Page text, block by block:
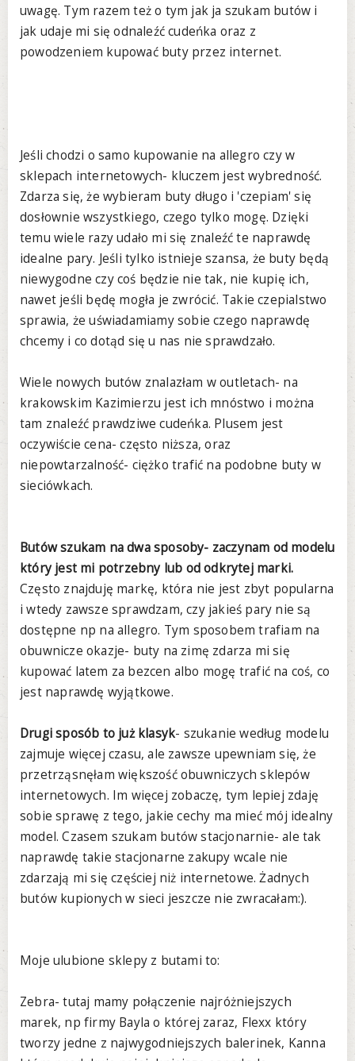
uwagę. Tym razem też o tym jak ja szukam butów i
jak udaje mi się odnaleźć cudeńka oraz z
powodzeniem kupować buty przez internet.
Jeśli chodzi o samo kupowanie na allegro czy w
sklepach internetowych- kluczem jest wybredność.
Zdarza się, że wybieram buty długo i 'czepiam' się
dosłownie wszystkiego, czego tylko mogę. Dzięki
temu wiele razy udało mi się znaleźć te naprawdę
idealne pary. Jeśli tylko istnieje szansa, że buty będą
niewygodne czy coś będzie nie tak, nie kupię ich,
nawet jeśli będę mogła je zwrócić. Takie czepialstwo
sprawia, że uświadamiamy sobie czego naprawdę
chcemy i co dotąd się u nas nie sprawdzało.
Wiele nowych butów znalazłam w outletach- na
krakowskim Kazimierzu jest ich mnóstwo i można
tam znaleźć prawdziwe cudeńka. Plusem jest
oczywiście cena- często niższa, oraz
niepowtarzalność- ciężko trafić na podobne buty w
sieciówkach.
Butów szukam na dwa sposoby- zaczynam od modelu
który jest mi potrzebny lub od odkrytej marki.
Często znajduję markę, która nie jest zbyt popularna
i wtedy zawsze sprawdzam, czy jakieś pary nie są
dostępne np na allegro. Tym sposobem trafiam na
obuwnicze okazje- buty na zimę zdarza mi się
kupować latem za bezcen albo mogę trafić na coś, co
jest naprawdę wyjątkowe.
Drugi sposób to już klasyk- szukanie według modelu
zajmuje więcej czasu, ale zawsze upewniam się, że
przetrząsnęłam większość obuwniczych sklepów
internetowych. Im więcej zobaczę, tym lepiej zdaję
sobie sprawę z tego, jakie cechy ma mieć mój idealny
model. Czasem szukam butów stacjonarnie- ale tak
naprawdę takie stacjonarne zakupy wcale nie
zdarzają mi się częściej niż internetowe. Żadnych
butów kupionych w sieci jeszcze nie zwracałam:).
Moje ulubione sklepy z butami to:
Zebra- tutaj mamy połączenie najróżniejszych
marek, np firmy Bayla o której zaraz, Flexx który
tworzy jedne z najwygodniejszych balerinek, Kanna